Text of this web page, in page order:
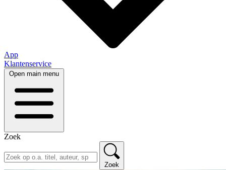
App
Klantenservice
Open main menu
Zoek
Zoek